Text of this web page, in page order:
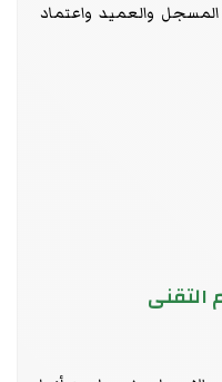
المسجل والعميد واعتماد
التقنى